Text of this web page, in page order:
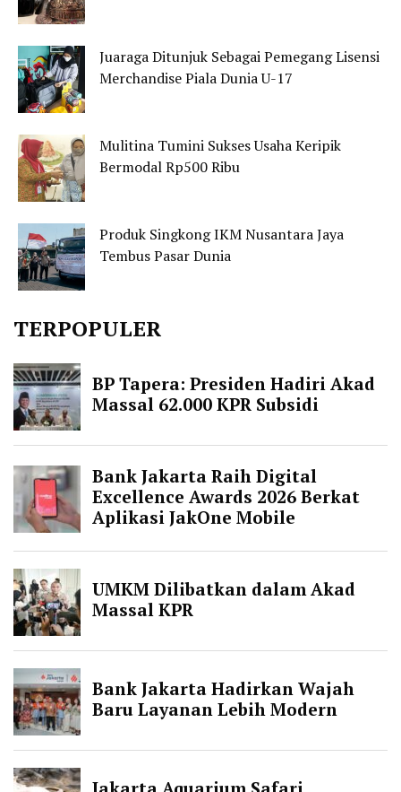
Juaraga Ditunjuk Sebagai Pemegang Lisensi
Merchandise Piala Dunia U-17
Mulitina Tumini Sukses Usaha Keripik
Bermodal Rp500 Ribu
Produk Singkong IKM Nusantara Jaya
Tembus Pasar Dunia
TERPOPULER